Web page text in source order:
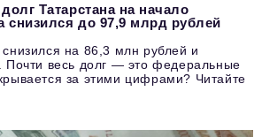
Татарстана на начало
снизился до 97,9 млрд рублей
снизился на 86,3 млн рублей и
Почти весь долг — это федеральные
за этими цифрами? Читайте